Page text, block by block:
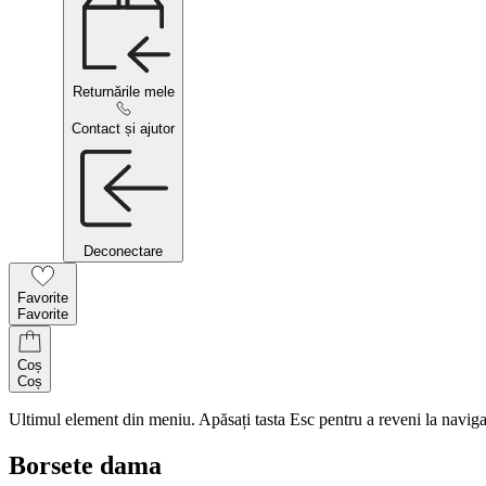
Returnările mele
Contact și ajutor
Deconectare
Favorite
Favorite
Coș
Coș
Ultimul element din meniu. Apăsați tasta Esc pentru a reveni la
Borsete dama